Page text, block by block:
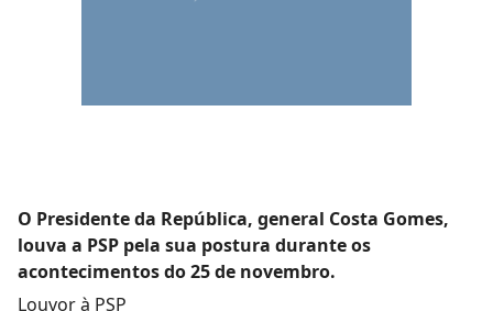
O Presidente da República, general Costa Gomes,
louva a PSP pela sua postura durante os
acontecimentos do 25 de novembro.
Louvor à PSP